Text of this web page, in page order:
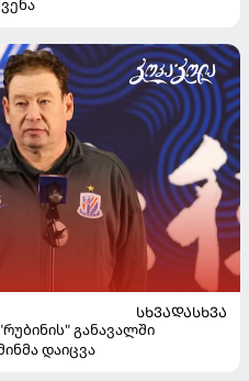
ᲡᲮᲕᲐᲓᲐᲡᲮᲕᲐ
განავალში
დაიცვა